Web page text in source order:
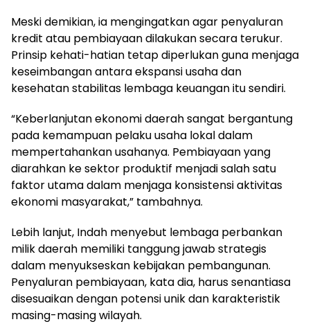
Meski demikian, ia mengingatkan agar penyaluran
kredit atau pembiayaan dilakukan secara terukur.
Prinsip kehati-hatian tetap diperlukan guna menjaga
keseimbangan antara ekspansi usaha dan
kesehatan stabilitas lembaga keuangan itu sendiri.
“Keberlanjutan ekonomi daerah sangat bergantung
pada kemampuan pelaku usaha lokal dalam
mempertahankan usahanya. Pembiayaan yang
diarahkan ke sektor produktif menjadi salah satu
faktor utama dalam menjaga konsistensi aktivitas
ekonomi masyarakat,” tambahnya.
Lebih lanjut, Indah menyebut lembaga perbankan
milik daerah memiliki tanggung jawab strategis
dalam menyukseskan kebijakan pembangunan.
Penyaluran pembiayaan, kata dia, harus senantiasa
disesuaikan dengan potensi unik dan karakteristik
masing-masing wilayah.